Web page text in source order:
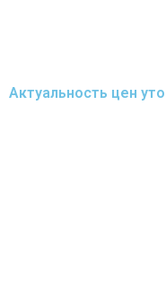
Актуальность цен